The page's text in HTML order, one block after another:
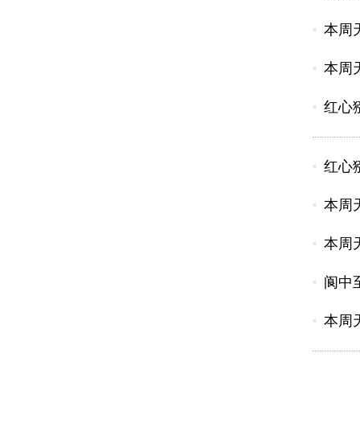
本周
本周
红心
红心
本周
本周
阆中
本周